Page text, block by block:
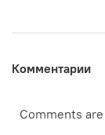
Комментарии
Comments